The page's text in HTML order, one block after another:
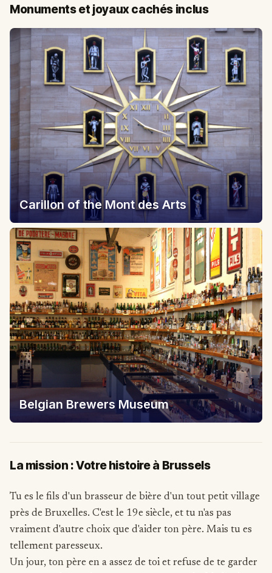
Monuments et joyaux cachés inclus
Carillon of the Mont des Arts
Belgian Brewers Museum
La mission : Votre histoire à Brussels
Tu es le fils d'un brasseur de bière d'un tout petit village
près de Bruxelles. C'est le 19e siècle, et tu n'as pas
vraiment d'autre choix que d'aider ton père. Mais tu es
tellement paresseux.
Un jour, ton père en a assez de toi et refuse de te garder